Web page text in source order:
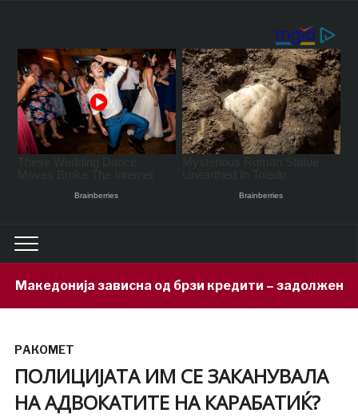
од брзи кредити – задолжени 333 милиони евра
РАКОМЕТ
ПОЛИЦИЈАТА ИМ СЕ ЗАКАНУВАЛА
НА АДВОКАТИТЕ НА КАРАБАТИЌ?